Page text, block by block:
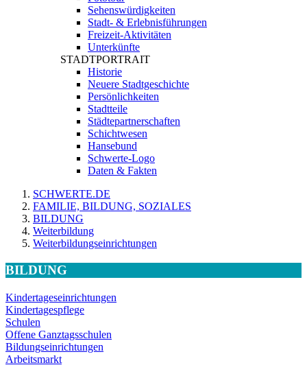
Sehenswürdigkeiten
Stadt- & Erlebnisführungen
Freizeit-Aktivitäten
Unterkünfte
STADTPORTRAIT
Historie
Neuere Stadtgeschichte
Persönlichkeiten
Stadtteile
Städtepartnerschaften
Schichtwesen
Hansebund
Schwerte-Logo
Daten & Fakten
SCHWERTE.DE
FAMILIE, BILDUNG, SOZIALES
BILDUNG
Weiterbildung
Weiterbildungseinrichtungen
BILDUNG
Kindertageseinrichtungen
Kindertagespflege
Schulen
Offene Ganztagsschulen
Bildungseinrichtungen
Arbeitsmarkt